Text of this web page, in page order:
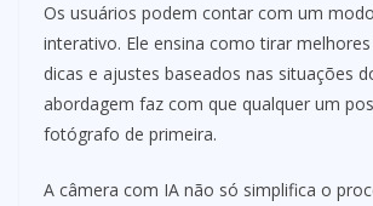
Os usuários podem contar com um
interativo. Ele ensina como tirar
dicas e ajustes baseados nas situações
abordagem faz com que qualquer um
fotógrafo de primeira.
A câmera com IA não só simplifica o